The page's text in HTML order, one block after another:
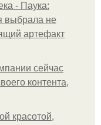
- Паука:
выбрала не
артефакт
сейчас
контента,
красотой,